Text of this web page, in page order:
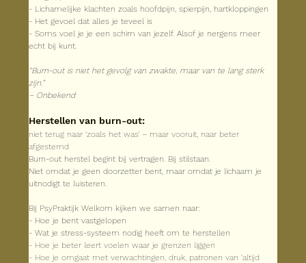
- Lichamelijke klachten zoals hoofdpijn, spierpijn, hartkloppingen
- Het gevoel dat alles je teveel is
- Soms voel je je een schim van jezelf. Alsof je nergens meer
echt bij kunt.
“Burn-out is niet het gevolg van zwakte, maar van te lang sterk
zijn.”
– Onbekend
Herstellen van burn-out:
niet terug naar ‘zoals het was’ – maar vooruit, naar beter
afgestemd
Burn-out herstel begint bij vertragen. Bij stilstaan.
Niet omdat je geen doorzetter bent, maar omdat je lichaam je
uitnodigt te luisteren.
Bij PsyPraktijk Welkom kijken we samen naar:
- Hoe je bent vastgelopen
- Wat je stress-systeem nodig heeft om te herstellen
- Hoe je beter leert voelen waar je grenzen liggen
- Hoe je omgaat met verwachtingen, druk, patronen van ‘altijd